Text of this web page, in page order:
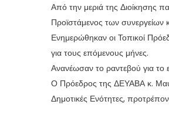
Από την μεριά της Διοίκησης
Προϊστάμενος των συνεργείων
Ενημερώθηκαν οι Τοπικοί
για τους επόμενους μήνες.
Ανανέωσαν το ραντεβού για το
Ο Πρόεδρος της ΔΕΥΑΒΑ κ.
Δημοτικές Ενότητες,